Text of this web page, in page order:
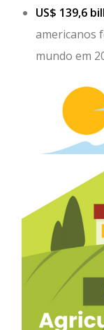
US$ 139,6
americanos
mundo em